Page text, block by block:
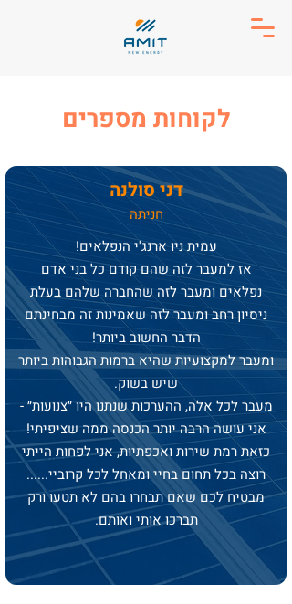
לקוחות מספרים
דני סולנה
חניתה
עמית ניו ארנג'י הנפלאים!
אז למעבר לזה שהם קודם כל בני אדם
נפלאים ומעבר לזה שהחברה שלהם בעלת
ניסיון רחב ומעבר לזה שאמינות זה מבחינתם
הדבר החשוב ביותר!
ומעבר למקצועיות שהיא ברמות הגבוהות ביותר
שיש בשוק.
מעבר לכל אלה, ההערכות שנתנו היו ״צנועות״ -
אני עושה הרבה יותר הכנסה ממה שציפיתי!
כזאת רמת שירות ואכפתיות, אני לפחות הייתי
רוצה בכל תחום בחיי ומאחל לכל קרוביי......
מבטיח לכם שאם תבחרו בהם לא תטעו ורק
תברכו אותי ואותם.